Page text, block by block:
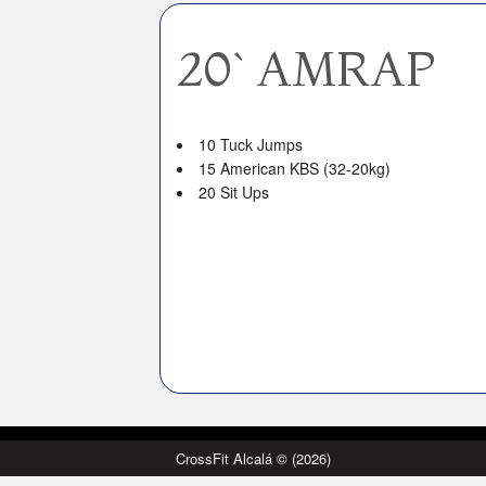
20` AMRAP
10 Tuck Jumps
15 American KBS (32-20kg)
20 Sit Ups
CrossFit Alcalá © (2026)